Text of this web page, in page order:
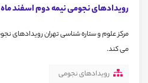
رویدادهای نجومی نیمه دوم اسفند ماه 99
می کند.
رویدادهای نجومی